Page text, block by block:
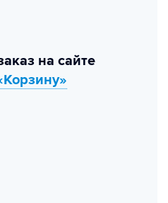
на сайте